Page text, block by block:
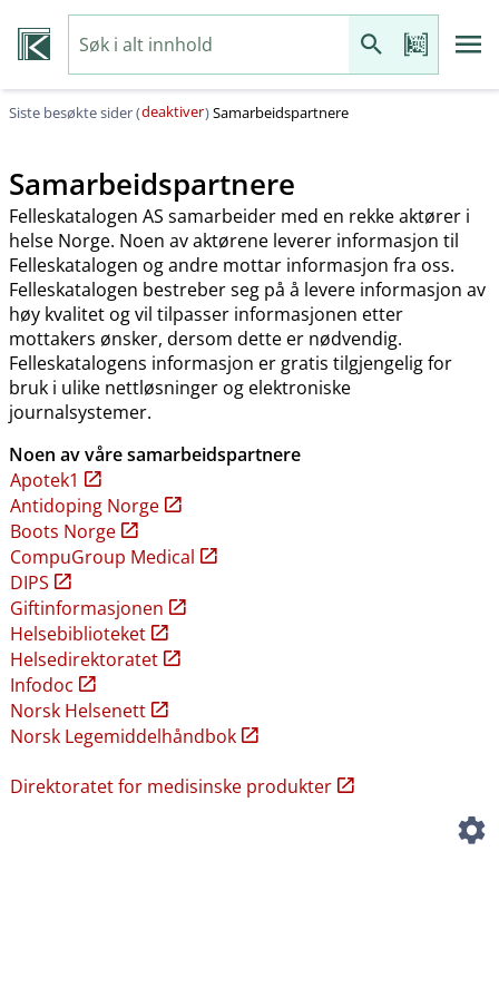
Siste besøkte sider (deaktiver)Samarbeidspartnere
Samarbeidspartnere
Felleskatalogen AS samarbeider med en rekke aktører i
helse Norge. Noen av aktørene leverer informasjon til
Felleskatalogen og andre mottar informasjon fra oss.
Felleskatalogen bestreber seg på å levere informasjon av
høy kvalitet og vil tilpasser informasjonen etter
mottakers ønsker, dersom dette er nødvendig.
Felleskatalogens informasjon er gratis tilgjengelig for
bruk i ulike nettløsninger og elektroniske
journalsystemer.
Noen av våre samarbeidspartnere
Apotek1
Antidoping Norge
Boots Norge
CompuGroup Medical
DIPS
Giftinformasjonen
Helsebiblioteket
Helsedirektoratet
Infodoc
Norsk Helsenett
Norsk Legemiddelhåndbok
Direktoratet for medisinske produkter